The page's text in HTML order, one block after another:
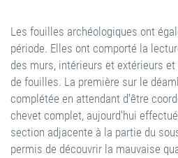
Les fouilles archéologiques ont
période. Elles ont comporté la
des murs, intérieurs et extérieurs et
de fouilles. La première sur le
complétée en attendant d'être
chevet complet, aujourd'hui
section adjacente à la partie du
permis de découvrir la mauvaise